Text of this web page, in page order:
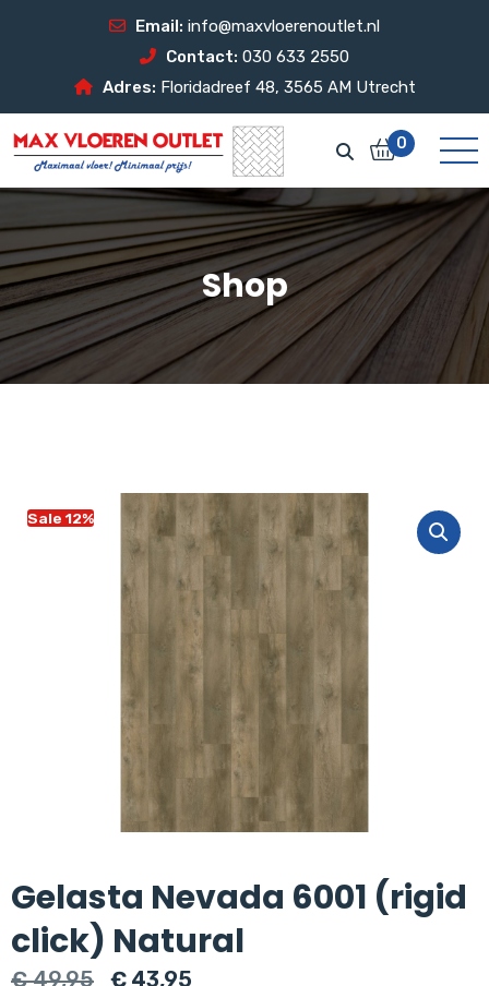
Email: info@maxvloerenoutlet.nl
Contact: 030 633 2550
Adres: Floridadreef 48, 3565 AM Utrecht
0
Shop
Sale 12%
Gelasta Nevada 6001 (rigid
click) Natural
€49,95
Oorspronkelijke
€ 43,95